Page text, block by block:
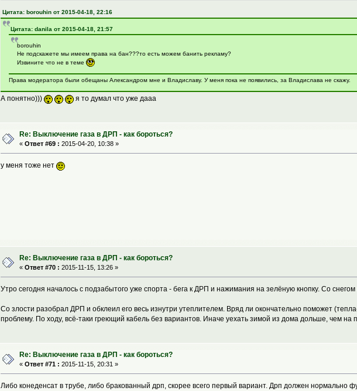
Цитата: borouhin от 2015-04-18, 22:16
Цитата: danila от 2015-04-18, 21:57
borouhin
Не подскажете мы имеем права на бан???то есть можем банить рекламу?
Извините что не в теме
Права модератора были обещаны Александром мне и Владиславу. У меня пока не появились, за Владислава не скажу.
А понятно))) я то думал что уже дааа
Re: Выключение газа в ДРП - как бороться?
«Ответ #69 : 2015-04-20, 10:38 »
у меня тоже нет
Re: Выключение газа в ДРП - как бороться?
«Ответ #70 : 2015-11-15, 13:26 »
Утро сегодня началось с подзабытого уже спорта - бега к ДРП и нажимания на зелёную кнопку. Со
Со злости разобрал ДРП и обклеил его весь изнутри утеплителем. Вряд ли окончательно поможет
проблему. По ходу, всё-таки греющий кабель без вариантов. Иначе уехать зимой из дома дольше, чем на
Re: Выключение газа в ДРП - как бороться?
«Ответ #71 : 2015-11-15, 20:31 »
Либо конеденсат в трубе, либо бракованный дрп, скорее всего первый вариант. Дрп должен нормально